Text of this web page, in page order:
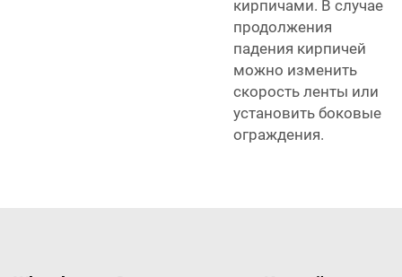
кирпичами. В случае
продолжения
падения кирпичей
можно изменить
скорость ленты или
установить боковые
ограждения.